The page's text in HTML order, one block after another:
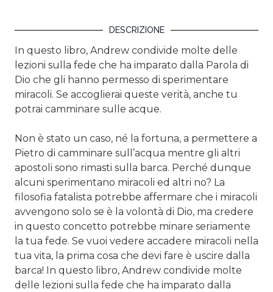
DESCRIZIONE
In questo libro, Andrew condivide molte delle
lezioni sulla fede che ha imparato dalla Parola di
Dio che gli hanno permesso di sperimentare
miracoli. Se accoglierai queste verità, anche tu
potrai camminare sulle acque.
Non è stato un caso, né la fortuna, a permettere a
Pietro di camminare sull’acqua mentre gli altri
apostoli sono rimasti sulla barca. Perché dunque
alcuni sperimentano miracoli ed altri no? La
filosofia fatalista potrebbe affermare che i miracoli
avvengono solo se è la volontà di Dio, ma credere
in questo concetto potrebbe minare seriamente
la tua fede. Se vuoi vedere accadere miracoli nella
tua vita, la prima cosa che devi fare è uscire dalla
barca! In questo libro, Andrew condivide molte
delle lezioni sulla fede che ha imparato dalla